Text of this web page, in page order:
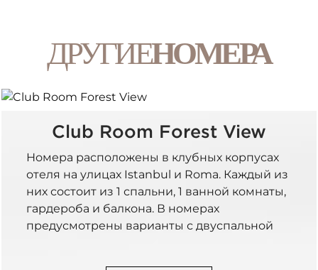
ДРУГИЕНОМЕРА
Club Room Forest View
Номера расположены в клубных корпусах
отеля на улицах Istanbul и Roma. Каждый из
них состоит из 1 спальни, 1 ванной комнаты,
гардероба и балкона. В номерах
предусмотрены варианты с двуспальной